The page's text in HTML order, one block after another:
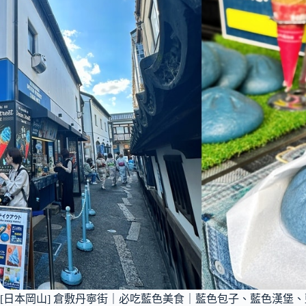
[日本岡山] 倉敷丹寧街｜必吃藍色美食｜藍色包子、藍色漢堡